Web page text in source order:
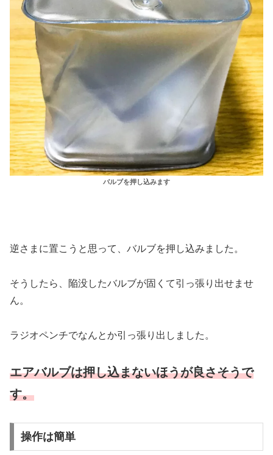
バルブを押し込みます
逆さまに置こうと思って、バルブを押し込みました。
そうしたら、陥没したバルブが固くて引っ張り出せませ
ん。
ラジオペンチでなんとか引っ張り出しました。
エアバルブは押し込まないほうが良さそうで
す。
操作は簡単